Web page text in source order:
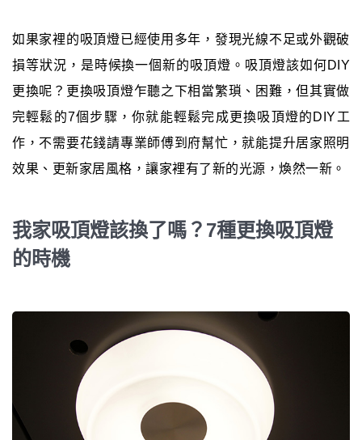
如果家裡的吸頂燈已經使用多年，發現光線不足或外觀破
損等狀況，是時候換一個新的吸頂燈。吸頂燈該如何DIY
更換呢？更換吸頂燈乍聽之下相當繁瑣、困難，但其實做
完輕鬆的7個步驟，你就能輕鬆完成更換吸頂燈的DIY工
作，不需要花錢請專業師傅到府幫忙，就能提升居家照明
效果、更新家居風格，讓家裡有了新的光源，煥然一新。
我家吸頂燈該換了嗎？7種更換吸頂燈
的時機